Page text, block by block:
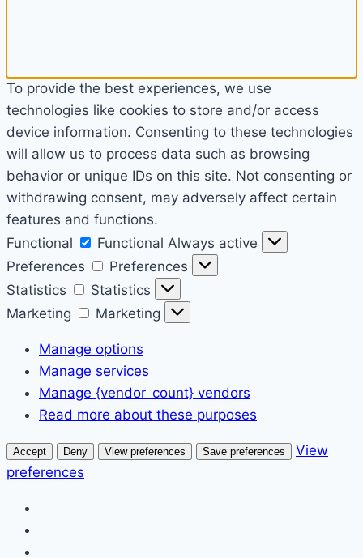
To provide the best experiences, we use
technologies like cookies to store and/or access
device information. Consenting to these technologies
will allow us to process data such as browsing
behavior or unique IDs on this site. Not consenting or
withdrawing consent, may adversely affect certain
features and functions.
Functional
Functional Always active
Preferences
Preferences
Statistics
Statistics
Marketing
Marketing
Manage options
Manage services
Manage {vendor_count} vendors
Read more about these purposes
Accept Deny View preferences Save preferences
View
preferences